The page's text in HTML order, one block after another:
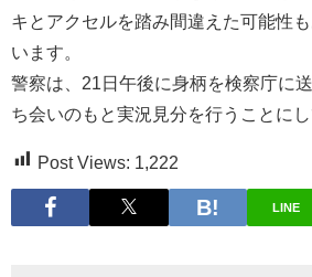
キとアクセルを踏み間違えた可能性
います。
警察は、21日午後に身柄を検察庁に
ち会いのもと実況見分を行うことにし
Post Views: 1,222
LINE